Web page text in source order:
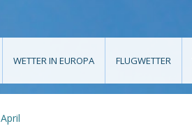
WETTER IN EUROPA FLUGWETTER
April